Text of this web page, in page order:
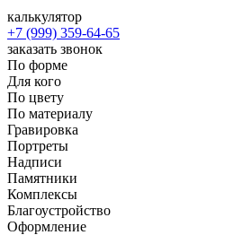
калькулятор
+7 (999) 359-64-65
заказать звонок
По форме
Для кого
По цвету
По материалу
Гравировка
Портреты
Надписи
Памятники
Комплексы
Благоустройство
Оформление